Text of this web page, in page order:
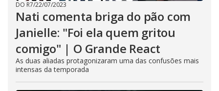
DO R7/22/07/2023
Nati comenta briga do pão com
Janielle: "Foi ela quem gritou
comigo" | O Grande React
As duas aliadas protagonizaram uma das confusões mais
intensas da temporada